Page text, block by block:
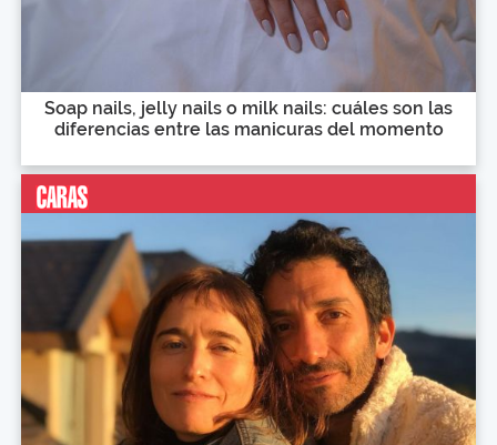
Soap nails, jelly nails o milk nails: cuáles son las
diferencias entre las manicuras del momento